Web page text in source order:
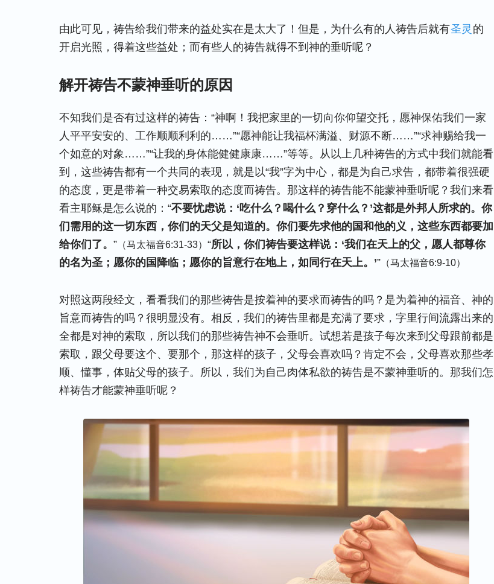
由此可见，祷告给我们带来的益处实在是太大了！但是，为什么有的人祷告后就有圣灵 的
开启光照，得着这些益处；而有些人的祷告就得不到神的垂听呢？
解开祷告不蒙神垂听的原因
不知我们是否有过这样的祷告：“神啊！我把家里的一切向你仰望交托，愿神保佑我们一家
人平平安安的、工作顺顺利利的……”“愿神能让我福杯满溢、财源不断……”“求神赐给我一
个如意的对象……”“让我的身体能健健康康……”等等。从以上几种祷告的方式中我们就能看
到，这些祷告都有一个共同的表现，就是以“我”字为中心，都是为自己求告，都带着很强硬
的态度，更是带着一种交易索取的态度而祷告。那这样的祷告能不能蒙神垂听呢？我们来看
看主耶稣是怎么说的：“不要忧虑说：‘吃什么？喝什么？穿什么？’这都是外邦人所求的。你
们需用的这一切东西，你们的天父是知道的。你们要先求他的国和他的义，这些东西都要加
给你们了。 ” （马太福音6:31-33） “所以，你们祷告要这样说：‘我们在天上的父，愿人都尊你
的名为圣；愿你的国降临；愿你的旨意行在地上，如同行在天上。’” （马太福音6:9-10）
对照这两段经文，看看我们的那些祷告是按着神的要求而祷告的吗？是为着神的福音、神的
旨意而祷告的吗？很明显没有。相反，我们的祷告里都是充满了要求，字里行间流露出来的
全都是对神的索取，所以我们的那些祷告神不会垂听。试想若是孩子每次来到父母跟前都是
索取，跟父母要这个、要那个，那这样的孩子，父母会喜欢吗？肯定不会，父母喜欢那些孝
顺、懂事，体贴父母的孩子。所以，我们为自己肉体私欲的祷告是不蒙神垂听的。那我们怎
样祷告才能蒙神垂听呢？